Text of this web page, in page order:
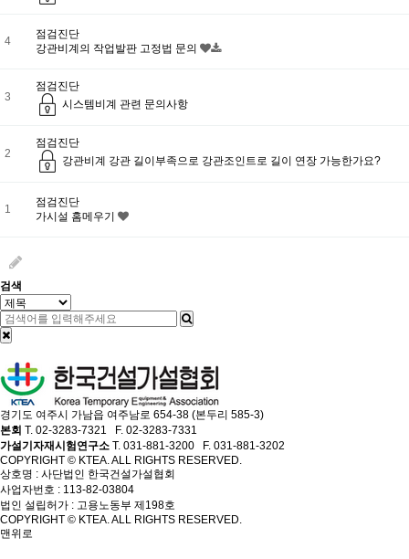
4
점검진단
강관비계의 작업발판 고정법 문의
3
점검진단
시스템비계 관련 문의사항
2
점검진단
강관비계 강관 길이부족으로 강관조인트로 길이 연장 가능한가요?
1
점검진단
가시설 홈메우기
검색
경기도 여주시 가남읍 여주남로 654-38 (본두리 585-3)
본회 T. 02-3283-7321 F. 02-3283-7331
가설기자재시험연구소 T. 031-881-3200 F. 031-881-3202
COPYRIGHT © KTEA. ALL RIGHTS RESERVED.
상호명 : 사단법인 한국건설가설협회
사업자번호 : 113-82-03804
법인 설립허가 : 고용노동부 제198호
COPYRIGHT © KTEA. ALL RIGHTS RESERVED.
맨위로